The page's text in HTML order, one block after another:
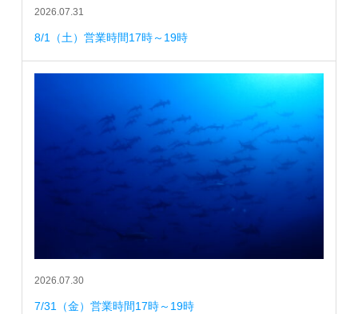
2026.07.31
8/1（土）営業時間17時～19時
2026.07.30
7/31（金）営業時間17時～19時